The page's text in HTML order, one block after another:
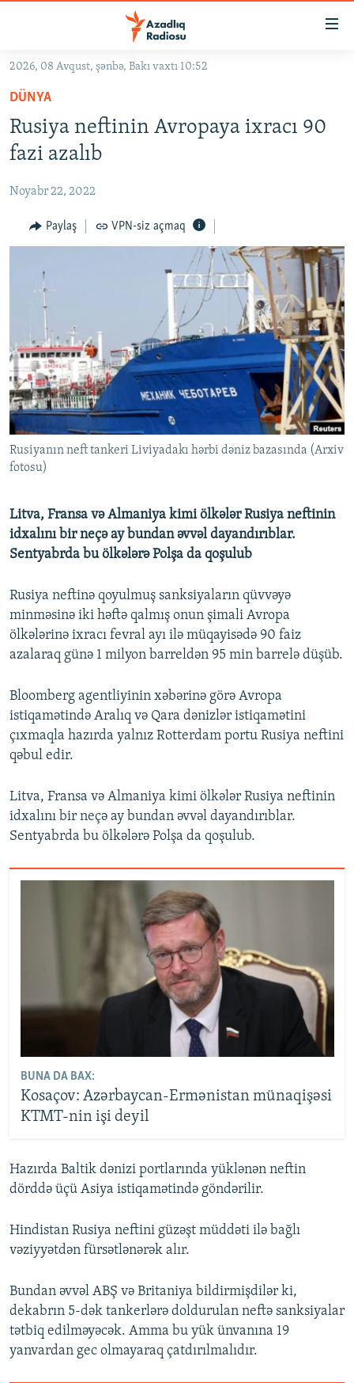
Əsas
qayıt
Əsas
naviqasiyaya
qayıt
Axtarışa
KORRUPSIOMETR
FƏRQƏ BAX
QANUNI DOĞRU
MULTIMEDIA
VIDEO
FOTOQALEREYA
İNFOQRAFIKA
KARIKATURA
RADIO ARXIV
OXU ZALI
AZƏRBAYCAN ƏDƏBIYYATI KITABXANASI
İSLAM VƏ DEMOKRATIYA
İZ - MƏDƏNIYYƏT PROQRAMI
HAQQIMIZDA
MISSIYAMIZ
PEŞƏ ETIKASI VƏ JURNALISTIKA STANDARTLARIMIZ
MATERIALLARIMIZDAN ISTIFADƏ
AZADLIQRADIOSU MOBIL TELEFONUNUZDA
XƏBƏR BÜLLETENLƏRIMIZ
BIZI IZLƏ
RFE/RL-in bütün saytları
2026, 08 Avqust, şənbə, Bakı vaxtı 10:52
DÜNYA
Rusiya neftinin Avropaya ixracı 90
fazi azalıb
Noyabr 22, 2022
Paylaş VPN-siz açmaq
Rusiyanın neft tankeri Liviyadakı hərbi dəniz bazasında (Arxiv
fotosu)
Litva, Fransa və Almaniya kimi ölkələr Rusiya neftinin
idxalını bir neçə ay bundan əvvəl dayandırıblar.
Sentyabrda bu ölkələrə Polşa da qoşulub
Rusiya neftinə qoyulmuş sanksiyaların qüvvəyə
minməsinə iki həftə qalmış onun şimali Avropa
ölkələrinə ixracı fevral ayı ilə müqayisədə 90 faiz
azalaraq günə 1 milyon barreldən 95 min barrelə düşüb.
Bloomberg agentliyinin xəbərinə görə Avropa
istiqamətində Aralıq və Qara dənizlər istiqamətini
çıxmaqla hazırda yalnız Rotterdam portu Rusiya neftini
qəbul edir.
Litva, Fransa və Almaniya kimi ölkələr Rusiya neftinin
idxalını bir neçə ay bundan əvvəl dayandırıblar.
Sentyabrda bu ölkələrə Polşa da qoşulub.
BUNA DA BAX:
Kosaçov: Azərbaycan-Ermənistan münaqişəsi
KTMT-nin işi deyil
Hazırda Baltik dənizi portlarında yüklənən neftin
dörddə üçü Asiya istiqamətində göndərilir.
Hindistan Rusiya neftini güzəşt müddəti ilə bağlı
vəziyyətdən fürsətlənərək alır.
Bundan əvvəl ABŞ və Britaniya bildirmişdilər ki,
dekabrın 5-dək tankerlərə doldurulan neftə sanksiyalar
tətbiq edilməyəcək. Amma bu yük ünvanına 19
yanvardan gec olmayaraq çatdırılmalıdır.